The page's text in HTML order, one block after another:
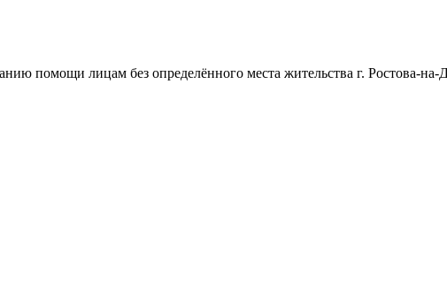
помощи лицам без определённого места жительства г. Ростова-на-